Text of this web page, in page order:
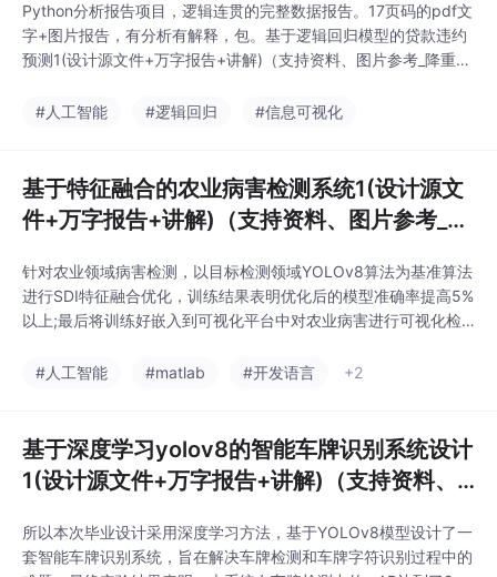
Python分析报告项目，逻辑连贯的完整数据报告。17页码的pdf文
字+图片报告，有分析有解释，包。基于逻辑回归模型的贷款违约
预测1(设计源文件+万字报告+讲解)（支持资料、图片参考_降重降
化。jupyter数据分析项目。含可运行的代码和原始数据。[绿圆]贷
#人工智能 #逻辑回归 #信息可视化
基于特征融合的农业病害检测系统1(设计源文
件+万字报告+讲解)（支持资料、图片参考_降
针对农业领域病害检测，以目标检测领域YOLOv8算法为基准算法
进行SDI特征融合优化，训练结果表明优化后的模型准确率提高5%
以上;最后将训练好嵌入到可视化平台中对农业病害进行可视化检
+张农业病害图片以及对应的标签文件(含常见7种农业病害类别)基
#人工智能 #matlab #开发语言 +2
基于深度学习yolov8的智能车牌识别系统设计
1(设计源文件+万字报告+讲解)（支持资料、
所以本次毕业设计采用深度学习方法，基于YOLOv8模型设计了一
套智能车牌识别系统，旨在解决车牌检测和车牌字符识别过程中的